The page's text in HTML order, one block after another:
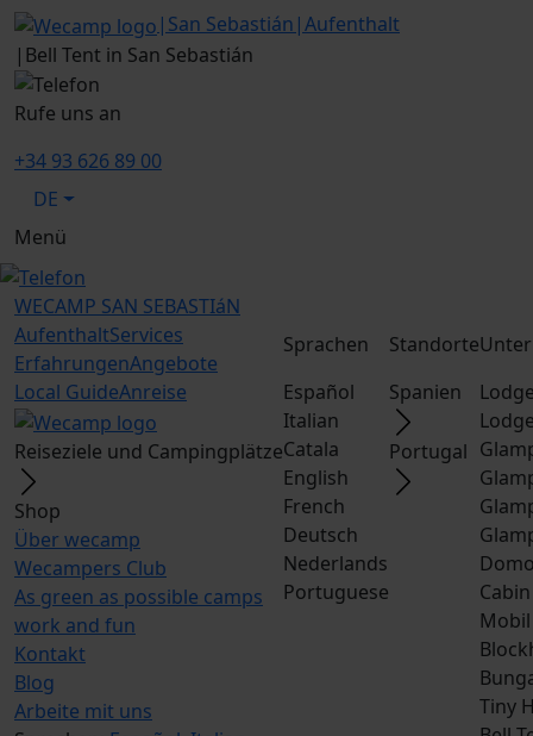
| San Sebastián |Aufenthalt
| Bell Tent in San Sebastián
Rufe uns an
+34 93 626 89 00
DE
Menü
WECAMP SAN SEBASTIáN
AufenthaltServices
ErfahrungenAngebote
Local GuideAnreise
Reiseziele und Campingplätze
Shop
Über wecamp
Wecampers Club
As green as possible camps
work and fun
Kontakt
Blog
Arbeite mit uns
Sprachen
Español
Italian
Catala
English
French
Deutsch
Nederlands
Portuguese
Standorte
Spanien
Portugal
Tiny